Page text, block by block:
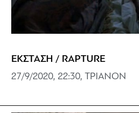
ΕΚΣΤΑΣΗ / RAPTURE
27/9/2020, 22:30, ΤΡΙΑΝΟΝ